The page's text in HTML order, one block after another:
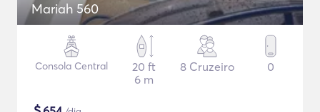
Mariah 560
Consola Central
20 ft
6 m
8 Cruzeiro 0